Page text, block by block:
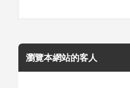
瀏覽本網站的客人